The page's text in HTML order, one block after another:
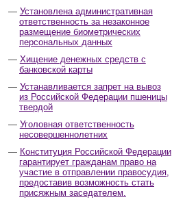
Установлена административная
ответственность за незаконное
размещение биометрических
персональных данных
Хищение денежных средств с
банковской карты
Устанавливается запрет на вывоз
из Российской Федерации пшеницы
твердой
Уголовная ответственность
несовершеннолетних
Конституция Российской Федерации
гарантирует гражданам право на
участие в отправлении правосудия,
предоставив возможность стать
присяжным заседателем.